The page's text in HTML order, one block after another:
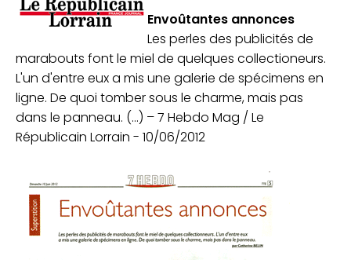
Envoûtantes annonces
Les perles des publicités de
marabouts font le miel de quelques collectioneurs.
L'un d'entre eux a mis une galerie de spécimens en
ligne. De quoi tomber sous le charme, mais pas
dans le panneau. (...) – 7 Hebdo Mag / Le
Républicain Lorrain - 10/06/2012